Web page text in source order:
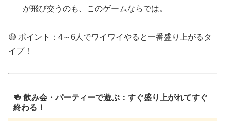
が飛び交うのも、このゲームならでは。
🟡 ポイント：4～6人でワイワイやると一番盛り上がるタ
イプ！
🍻 飲み会・パーティーで遊ぶ：すぐ盛り上がれてすぐ
終わる！